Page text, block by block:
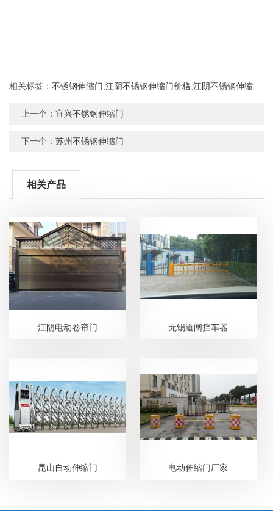
相关标签：不锈钢伸缩门,江阴不锈钢伸缩门价格,江阴不锈钢伸缩门批发
上一个：宜兴不锈钢伸缩门
下一个：苏州不锈钢伸缩门
相关产品
江阴电动卷帘门 无锡道闸挡车器
昆山自动伸缩门 电动伸缩门厂家